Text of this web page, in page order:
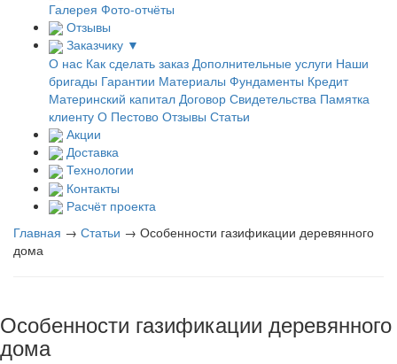
Галерея Фото-отчёты
Отзывы
Заказчику ▼
О нас Как сделать заказ Дополнительные услуги Наши
бригады Гарантии Материалы Фундаменты Кредит
Материнский капитал Договор Свидетельства Памятка
клиенту О Пестово Отзывы Статьи
Акции
Доставка
Технологии
Контакты
Расчёт проекта
Главная → Статьи → Особенности газификации деревянного
дома
Особенности газификации деревянного
дома